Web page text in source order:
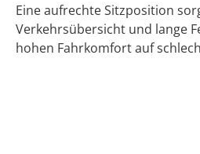
Eine aufrechte Sitzposition
Verkehrsübersicht und lange
hohen Fahrkomfort auf